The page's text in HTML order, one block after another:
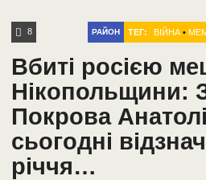
8 РАЙОН ТЕГ: ВІЙНА •
Вбиті росією
Нікопольщини:
Покрова
сьогодні
річчя…